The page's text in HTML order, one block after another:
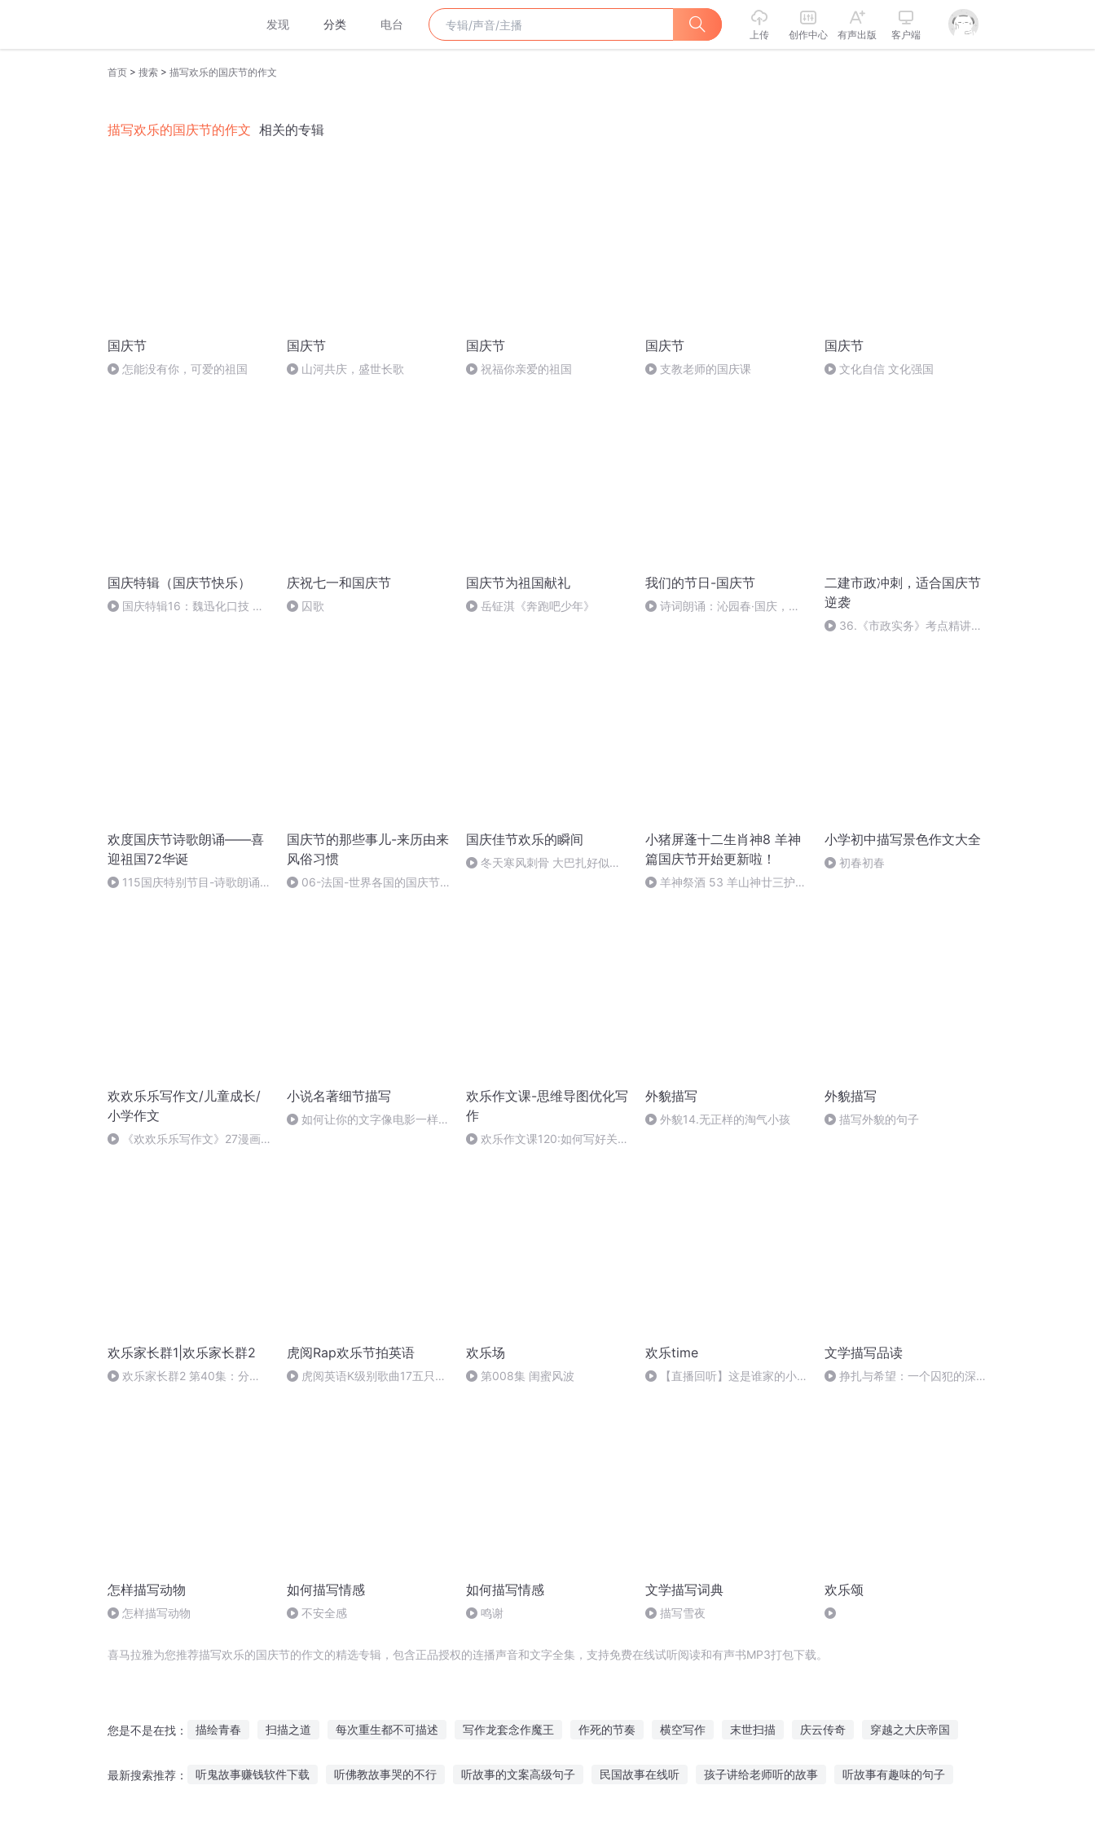
发现 分类 电台
上传 创作中心 有声出版 客户端
首页 > 搜索 > 描写欢乐的国庆节的作文
描写欢乐的国庆节的作文 相关的专辑
国庆节
怎能没有你，可爱的祖国
国庆节
山河共庆，盛世长歌
国庆节
祝福你亲爱的祖国
国庆节
支教老师的国庆课
国庆节
文化自信 文化强国
国庆特辑（国庆节快乐）
国庆特辑16：魏迅化口技 二
庆祝七一和国庆节
囚歌
国庆节为祖国献礼
岳钲淇《奔跑吧少年》
我们的节日-国庆节
诗词朗诵：沁园春·国庆，朗
二建市政冲刺，适合国庆节
逆袭
36.《市政实务》考点精讲第
欢度国庆节诗歌朗诵——喜
迎祖国72华诞
115国庆特别节目-诗歌朗诵-
国庆节的那些事儿-来历由来
风俗习惯
06-法国-世界各国的国庆节-
国庆佳节欢乐的瞬间
冬天寒风刺骨 大巴扎好似温
小猪屏蓬十二生肖神8 羊神
篇国庆节开始更新啦！
羊神祭酒 53 羊山神廿三护祭
小学初中描写景色作文大全
初春初春
欢欢乐乐写作文/儿童成长/
小学作文
《欢欢乐乐写作文》27漫画
小说名著细节描写
如何让你的文字像电影一样生
欢乐作文课-思维导图优化写
作
欢乐作文课120:如何写好关于
外貌描写
外貌14.无正样的淘气小孩
外貌描写
描写外貌的句子
欢乐家长群1|欢乐家长群2
欢乐家长群2 第40集：分
虎阅Rap欢乐节拍英语
虎阅英语K级别歌曲17五只小
欢乐场
第008集 闺蜜风波
欢乐time
【直播回听】这是谁家的小可
文学描写品读
挣扎与希望：一个囚犯的深情
怎样描写动物
怎样描写动物
如何描写情感
不安全感
如何描写情感
鸣谢
文学描写词典
描写雪夜
欢乐颂
喜马拉雅为您推荐描写欢乐的国庆节的作文的精选专辑，包含正品授权的连播声音和文字全集，支持免费在线试听阅读和有声书MP3打包下载。
您是不是在找： 描绘青春 扫描之道 每次重生都不可描述 写作龙套念作魔王 作死的节奏 横空写作 末世扫描 庆云传奇 穿越之大庆帝国
最新搜索推荐： 听鬼故事赚钱软件下载 听佛教故事哭的不行 听故事的文案高级句子 民国故事在线听 孩子讲给老师听的故事 听故事有趣味的句子